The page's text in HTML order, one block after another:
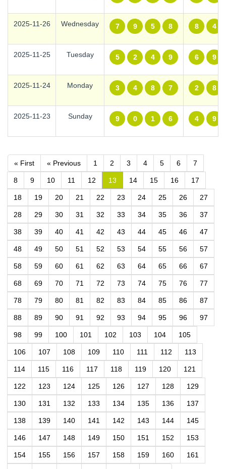
2025-11-26 Wednesday 7 9 5 8 8 4
2025-11-25 Tuesday 5 2 4 9 6 9
2025-11-24 Monday 3 4 8 7 2 8
2025-11-23 Sunday 9 0 1 6 4 9
« First « Previous 1 2 3 4 5 6 7
8 9 10 11 12 13 14 15 16 17
18 19 20 21 22 23 24 25 26 27
28 29 30 31 32 33 34 35 36 37
38 39 40 41 42 43 44 45 46 47
48 49 50 51 52 53 54 55 56 57
58 59 60 61 62 63 64 65 66 67
68 69 70 71 72 73 74 75 76 77
78 79 80 81 82 83 84 85 86 87
88 89 90 91 92 93 94 95 96 97
98 99 100 101 102 103 104 105
106 107 108 109 110 111 112 113
114 115 116 117 118 119 120 121
122 123 124 125 126 127 128 129
130 131 132 133 134 135 136 137
138 139 140 141 142 143 144 145
146 147 148 149 150 151 152 153
154 155 156 157 158 159 160 161